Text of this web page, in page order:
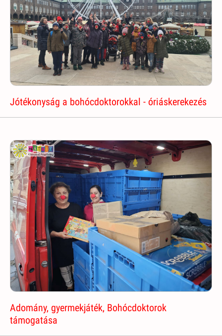
Jótékonyság a bohócdoktorokkal - óriáskerekezés
Adomány, gyermekjáték, Bohócdoktorok
támogatása